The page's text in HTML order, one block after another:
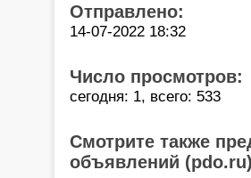
Отправлено:
14-07-2022 18:32
Число просмотров:
сегодня: 1, всего: 533
Смотрите также
объявлений